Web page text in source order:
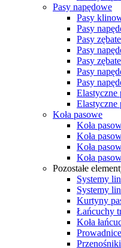
Pasy napędowe
Pasy
Pasy
Pasy zębate
Pasy
Pasy
Pasy
Pasy
Koła pasowe
Koła
Koła
Koła
Koła
Pozostałe
Systemy
Systemy
Kurtyny
Łańcuchy
Koła
Przenośniki